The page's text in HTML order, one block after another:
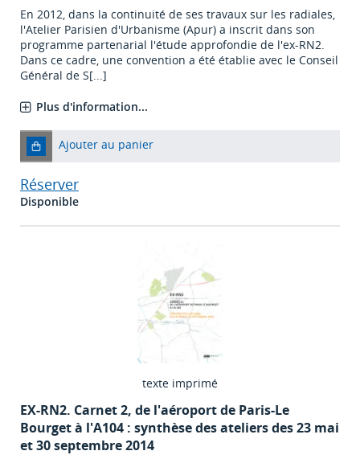
En 2012, dans la continuité de ses travaux sur les radiales,
l'Atelier Parisien d'Urbanisme (Apur) a inscrit dans son
programme partenarial l'étude approfondie de l'ex-RN2.
Dans ce cadre, une convention a été établie avec le Conseil
Général de S[...]
Plus d'information...
Ajouter au panier
Réserver
Disponible
texte imprimé
EX-RN2. Carnet 2, de l'aéroport de Paris-Le
Bourget à l'A104 : synthèse des ateliers des 23 mai
et 30 septembre 2014